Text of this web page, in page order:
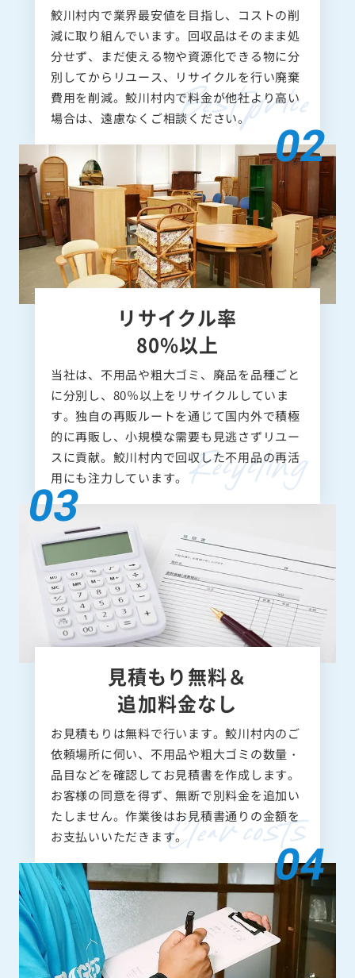
鮫川村内で業界最安値を目指し、コストの削
減に取り組んでいます。回収品はそのまま処
分せず、まだ使える物や資源化できる物に分
別してからリユース、リサイクルを行い廃棄
費用を削減。鮫川村内で料金が他社より高い
場合は、遠慮なくご相談ください。
リサイクル率
80%以上
当社は、不用品や粗大ゴミ、廃品を品種ごと
に分別し、80％以上をリサイクルしていま
す。独自の再販ルートを通じて国内外で積極
的に再販し、小規模な需要も見逃さずリユー
スに貢献。鮫川村内で回収した不用品の再活
用にも注力しています。
見積もり無料＆
追加料金なし
お見積もりは無料で行います。鮫川村内のご
依頼場所に伺い、不用品や粗大ゴミの数量・
品目などを確認してお見積書を作成します。
お客様の同意を得ず、無断で別料金を追加い
たしません。作業後はお見積書通りの金額を
お支払いいただきます。